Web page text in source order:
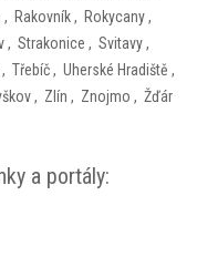
, Rakovník, Rokycany,
, Strakonice , Svitavy,
, Třebíč, Uherské Hradiště ,
, Zlín , Znojmo , Žďár
a portály: